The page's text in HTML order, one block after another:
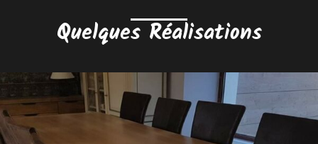
Quelques Réalisations